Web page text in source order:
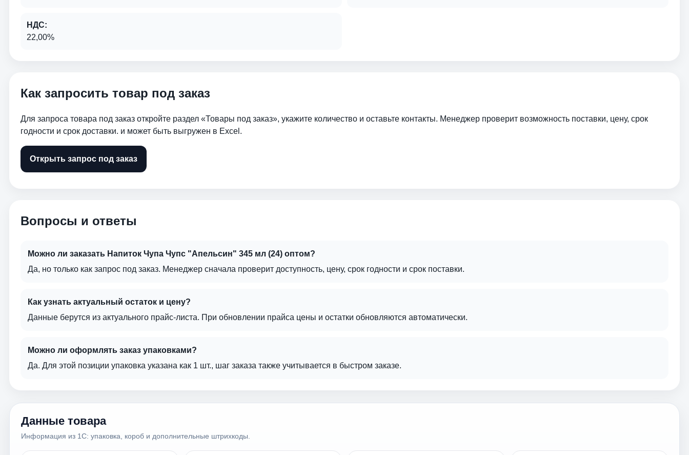
НДС:
22,00%
Как запросить товар под заказ
Для запроса товара под заказ откройте раздел «Товары под заказ», укажите количество и оставьте контакты. Менеджер проверит возможность поставки, цену, срок
годности и срок доставки. и может быть выгружен в Excel.
Открыть запрос под заказ
Вопросы и ответы
Можно ли заказать Напиток Чупа Чупс "Апельсин" 345 мл (24) оптом?
Да, но только как запрос под заказ. Менеджер сначала проверит доступность, цену, срок годности и срок поставки.
Как узнать актуальный остаток и цену?
Данные берутся из актуального прайс-листа. При обновлении прайса цены и остатки обновляются автоматически.
Можно ли оформлять заказ упаковками?
Да. Для этой позиции упаковка указана как 1 шт., шаг заказа также учитывается в быстром заказе.
Данные товара
Информация из 1С: упаковка, короб и дополнительные штрихкоды.